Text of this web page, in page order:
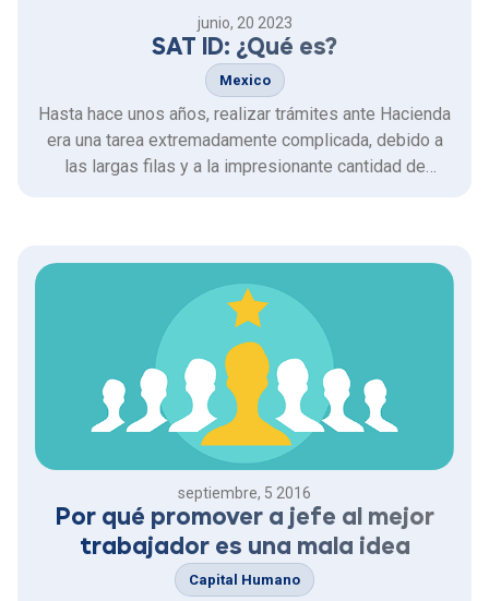
junio, 20 2023
SAT ID: ¿Qué es?
Mexico
Hasta hace unos años, realizar trámites ante Hacienda
era una tarea extremadamente complicada, debido a
las largas filas y a la impresionante cantidad de
septiembre, 5 2016
Por qué promover a jefe al mejor
trabajador es una mala idea
Capital Humano